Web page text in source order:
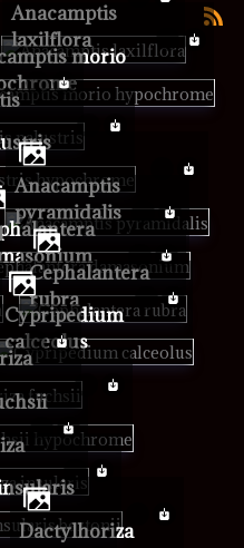
Anacamptis
laxilflora
Anacamptis
pyramidalis
Cephalantera
rubra
Cypripedium
calceolus
Dactylhoriza